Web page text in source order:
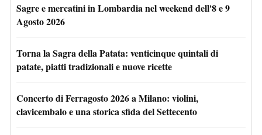
Sagre e mercatini in Lombardia nel weekend dell'8 e 9
Agosto 2026
Torna la Sagra della Patata: venticinque quintali di
patate, piatti tradizionali e nuove ricette
Concerto di Ferragosto 2026 a Milano: violini,
clavicembalo e una storica sfida del Settecento